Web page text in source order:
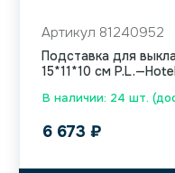
В наличии: 24 шт.
Артикул 81240952
Подставка для
15*11*10 см
6 673 ₽